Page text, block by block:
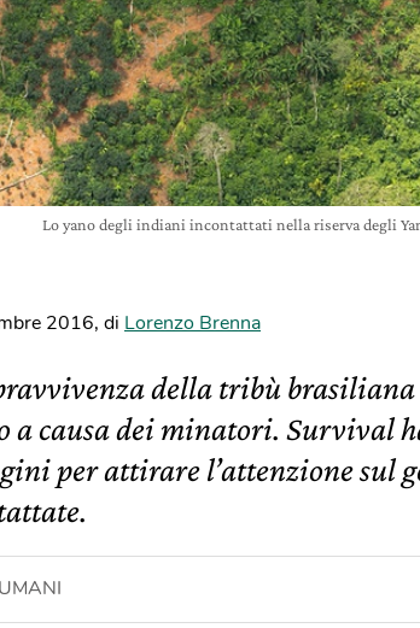
Lo yano degli indiani incontattati nella riserva degli
2016, di Lorenzo Brenna
della tribù
a causa dei minatori. Survival
per attirare l’attenzione sul